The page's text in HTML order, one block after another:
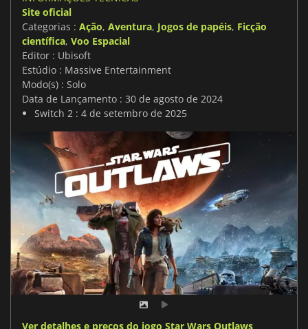
Site oficial
Categorias : Ação, Aventura, Jogos de papéis, Ficção
científica, Voo Espacial
Editor : Ubisoft
Estúdio : Massive Entertainment
Modo(s) : Solo
Data de Lançamento : 30 de agosto de 2024
Switch 2 : 4 de setembro de 2025
Ver detalhes e preços do jogo Star Wars Outlaws